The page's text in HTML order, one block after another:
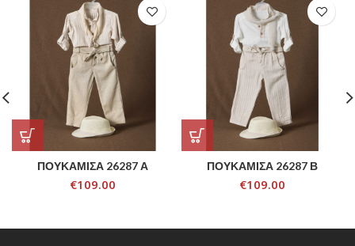
ΠΟΥΚΑΜΙΣΑ 26287 Α
€109.00
ΠΟΥΚΑΜΙΣΑ 26287 Β
€109.00